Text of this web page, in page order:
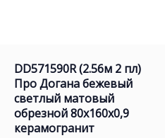
DD571590R (2.56м 2 пл)
Про Догана бежевый
светлый матовый
обрезной 80x160x0,9
керамогранит